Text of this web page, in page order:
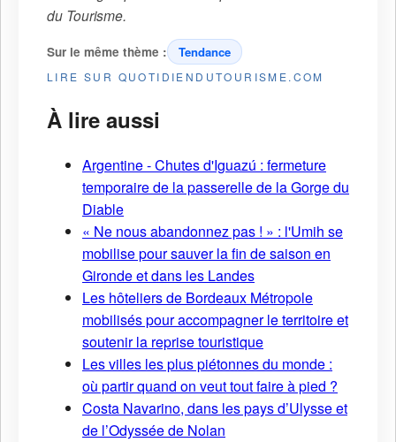
du Tourisme.
Sur le même thème : Tendance
LIRE SUR QUOTIDIENDUTOURISME.COM
À lire aussi
Argentine - Chutes d'Iguazú : fermeture
temporaire de la passerelle de la Gorge du
Diable
« Ne nous abandonnez pas ! » : l'Umih se
mobilise pour sauver la fin de saison en
Gironde et dans les Landes
Les hôteliers de Bordeaux Métropole
mobilisés pour accompagner le territoire et
soutenir la reprise touristique
Les villes les plus piétonnes du monde :
où partir quand on veut tout faire à pied ?
Costa Navarino, dans les pays d’Ulysse et
de l’Odyssée de Nolan